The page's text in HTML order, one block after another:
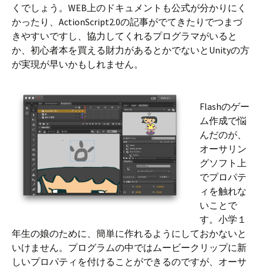
くでしょう。WEB上のドキュメントも公式が分かりにく
かったり、ActionScript2.0の記事がでてきたりでつまづ
きやすいですし、協力してくれるプログラマがいると
か、初心者本を買える財力があるとかでないとUnityの方
が実現が早いかもしれません。
Flashのゲー
ム作成で悩
んだのが、
オーサリン
グソフト上
でプロパテ
ィを触れな
いことで
す。小学１
年生の娘のために、簡単に作れるようにしておかないと
いけません。プログラムの中ではムービークリップに新
しいプロパティを付けることができるのですが、オーサ